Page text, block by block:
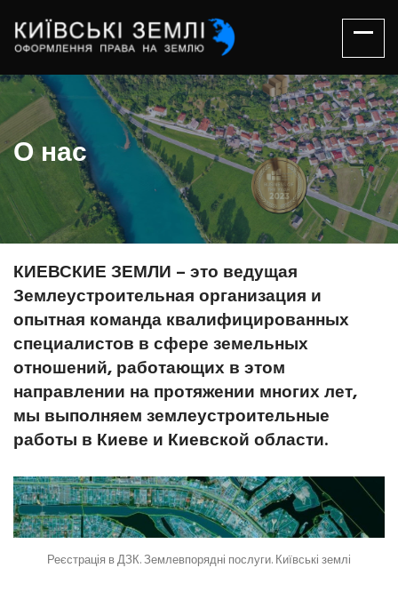
О нас
КИЕВСКИЕ ЗЕМЛИ – это ведущая
Землеустроительная организация и
опытная команда квалифицированных
специалистов в сфере земельных
отношений, работающих в этом
направлении на протяжении многих лет,
мы выполняем землеустроительные
работы в Киеве и Киевской области.
Реєстрація в ДЗК. Землевпорядні послуги. Київські землі